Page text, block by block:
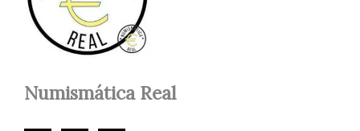
NumismáticaReal